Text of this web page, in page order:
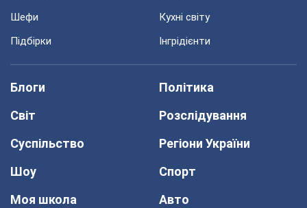
Шефи
Кухні світу
Підбірки
Інгрідієнти
Блоги
Політика
Світ
Розслідування
Суспільство
Регіони України
Шоу
Спорт
Моя школа
Авто